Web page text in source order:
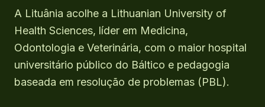
A Lituânia acolhe a Lithuanian University of
Health Sciences, líder em Medicina,
Odontologia e Veterinária, com o maior hospital
universitário público do Báltico e pedagogia
baseada em resolução de problemas (PBL).